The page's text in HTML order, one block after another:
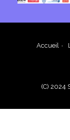
Accueil
(C) 2024